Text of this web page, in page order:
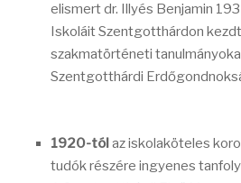
elismert dr. Illyés Benjamin
Iskoláit Szentgotthárdon
szakmatörténeti
Szentgotthárdi
1920-tólaz iskolaköteles
tudók részére ingyenes